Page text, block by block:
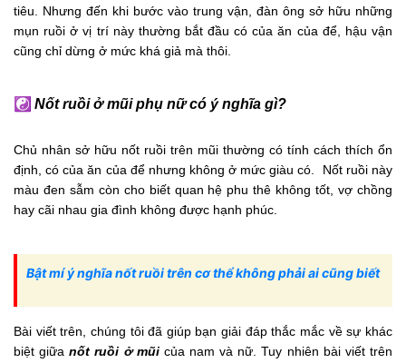
tiêu. Nhưng đến khi bước vào trung vận, đàn ông sở hữu những
mụn ruồi ở vị trí này thường bắt đầu có của ăn của để, hậu vận
cũng chỉ dừng ở mức khá giả mà thôi.
☯ Nốt ruồi ở mũi phụ nữ có ý nghĩa gì?
Chủ nhân sở hữu nốt ruồi trên mũi thường có tính cách thích ổn
định, có của ăn của để nhưng không ở mức giàu có. Nốt ruồi này
màu đen sẫm còn cho biết quan hệ phu thê không tốt, vợ chồng
hay cãi nhau gia đình không được hạnh phúc.
Bật mí ý nghĩa nốt ruồi trên cơ thể không phải ai cũng biết
Bài viết trên, chúng tôi đã giúp bạn giải đáp thắc mắc về sự khác
biệt giữanốt ruồi ở mũicủa nam và nữ. Tuy nhiên bài viết trên